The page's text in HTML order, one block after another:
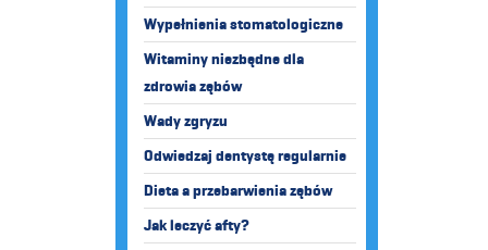
Wypełnienia stomatologiczne
Witaminy niezbędne dla
zdrowia zębów
Wady zgryzu
Odwiedzaj dentystę regularnie
Dieta a przebarwienia zębów
Jak leczyć afty?